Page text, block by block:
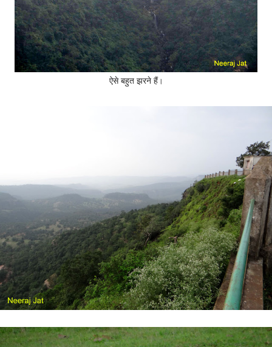
ऐसे बहुत झरने हैं।